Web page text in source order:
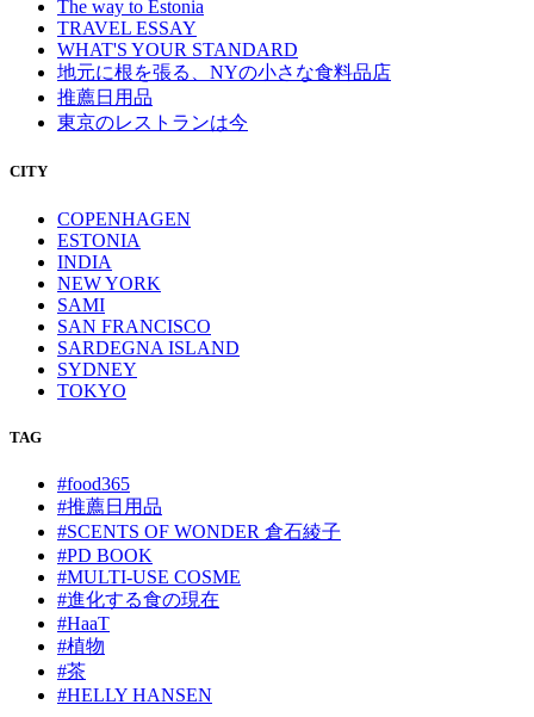
The way to Estonia
TRAVEL ESSAY
WHAT'S YOUR STANDARD
地元に根を張る、NYの小さな食料品店
推薦日用品
東京のレストランは今
CITY
COPENHAGEN
ESTONIA
INDIA
NEW YORK
SAMI
SAN FRANCISCO
SARDEGNA ISLAND
SYDNEY
TOKYO
TAG
#food365
#推薦日用品
#SCENTS OF WONDER 倉石綾子
#PD BOOK
#MULTI-USE COSME
#進化する食の現在
#HaaT
#植物
#茶
#HELLY HANSEN